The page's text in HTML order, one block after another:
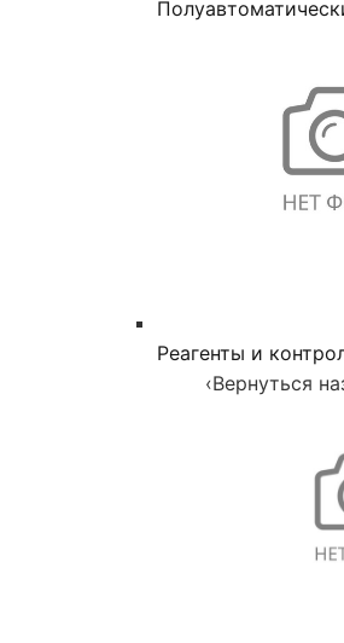
Реагенты и
‹Вернуться